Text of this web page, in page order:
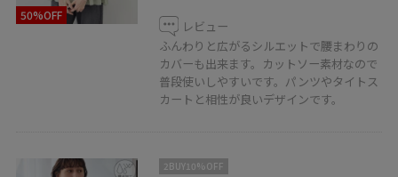
50%OFF
レビュー
ふんわりと広がるシルエットで腰まわりの
カバーも出来ます。カットソー素材なので
普段使いしやすいです。パンツやタイトス
カートと相性が良いデザインです。
2BUY10%OFF